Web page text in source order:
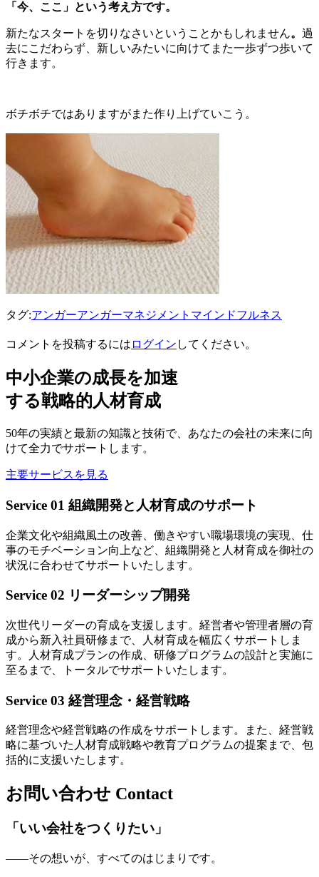
「今、ここ」という考え方です。
新たなスタートを切りなさいということかもしれません。 過
去にこだわらず、新しいみたいに向けてまた一歩ずつ歩いて
行きます。
ボチボチではありますがまた作り上げていこう。
タグ:アンガーアンガーマネジメント マインドフルネス
コメントを投稿するには ログイン してください。
中小企業の成長を加速
する戦略的人材育成
50年の実績と最新の知識と技術で、あなたの会社の未来に向
けて全力でサポートします。
主要サービスを見る
Service 01 組織開発と人材育成のサポート
企業文化や組織風土の改善、働きやすい職場環境の実現、仕
事のモチベーション向上など、組織開発と人材育成を御社の
状況に合わせてサポートいたします。
Service 02 リーダーシップ開発
次世代リーダーの育成を支援します。経営者や管理者層の育
成から新入社員研修まで、人材育成を幅広くサポートしま
す。人材育成プランの作成、研修プログラムの設計と実施に
至るまで、トータルでサポートいたします。
Service 03 経営理念・経営戦略
経営理念や経営戦略の作成をサポートします。また、経営戦
略に基づいた人材育成戦略や教育プログラムの提案まで、包
括的に支援いたします。
お問い合わせ Contact
「いい会社をつくりたい」
——その想いが、すべてのはじまりです。